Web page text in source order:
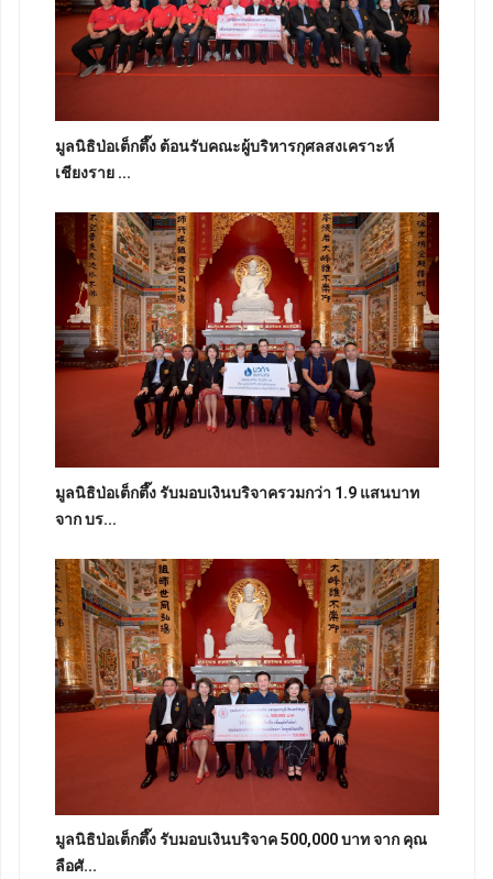
มูลนิธิป่อเต็กตึ๊ง ต้อนรับคณะผู้บริหารกุศลสงเคราะห์
เชียงราย ...
มูลนิธิป่อเต็กตึ๊ง รับมอบเงินบริจาครวมกว่า 1.9 แสนบาท
จาก บร...
มูลนิธิป่อเต็กตึ๊ง รับมอบเงินบริจาค 500,000 บาท จาก คุณ
ลือศั...